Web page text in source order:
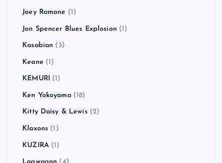
Joey Ramone (1)
Jon Spencer Blues Explosion (1)
Kasabian (3)
Keane (1)
KEMURI (1)
Ken Yokoyama(18)
Kitty Daisy & Lewis(2)
Klaxons (1)
KUZIRA(1)